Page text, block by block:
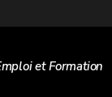
et Formation